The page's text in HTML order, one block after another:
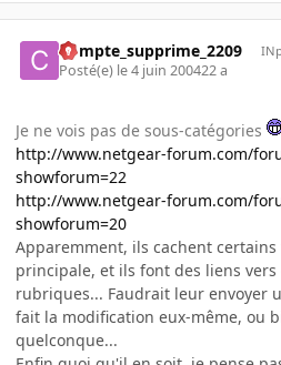
Compte_supprime_2209
Posté(e) le 4 juin 200422 a
Je ne vois pas de sous-catégories
http://www.netgear-forum.com/
showforum=22
http://www.netgear-forum.com/
showforum=20
Apparemment, ils cachent
principale, et ils font des liens
rubriques... Faudrait leur envoyer
fait la modification eux-même, ou
quelconque...